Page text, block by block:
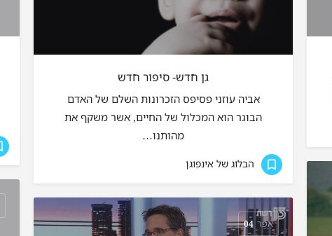
גן חדש- סיפור חדש
אביה עוזני פסיפס הזכרונות השלם של האדם
הבוגר הוא המכלול של החיים, אשר משקף את
מהותנו…
הבלוג של אינפוגן
אפר 04